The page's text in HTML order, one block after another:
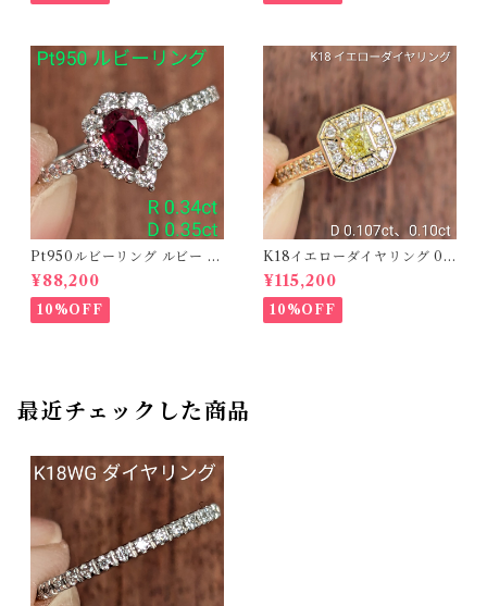
Pt950ルビーリング ルビー 0.
34ct ダイヤモンド 0.35ct【P
RO206885】
¥88,200
10%OFF
K18イエローダイヤリング 0.1
07ct D 0.10ct【PRO20878
1】
¥115,200
10%OFF
最近チェックした商品